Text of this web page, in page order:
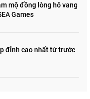
mộ đồng lòng hô vang
Games
đỉnh cao nhất từ trước